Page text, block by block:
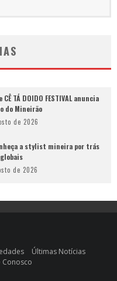
TÁ DOIDO FESTIVAL anuncia
do Mineirão
de 2026
a stylist mineira por trás
de 2026
Últimas Notícias
Conosco